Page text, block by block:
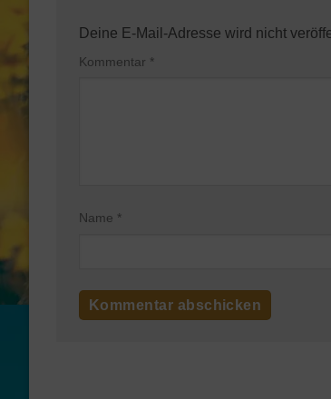
Deine E-Mail-Adresse wird nicht
Kommentar *
Name *